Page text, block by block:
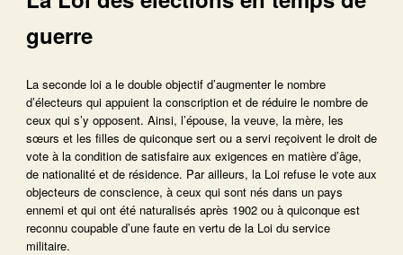
guerre
La seconde loi a le double objectif d’augmenter le nombre
d’électeurs qui appuient la conscription et de réduire le nombre de
ceux qui s’y opposent. Ainsi, l’épouse, la veuve, la mère, les
sœurs et les filles de quiconque sert ou a servi reçoivent le droit de
vote à la condition de satisfaire aux exigences en matière d’âge,
de nationalité et de résidence. Par ailleurs, la Loi refuse le vote aux
objecteurs de conscience, à ceux qui sont nés dans un pays
ennemi et qui ont été naturalisés après 1902 ou à quiconque est
reconnu coupable d’une faute en vertu de la Loi du service
militaire.